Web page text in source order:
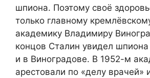
шпиона. Поэтому своё
только главному
академику Владимиру
концов Сталин увидел шпиона
и в Виноградове. В 1952-м
арестовали по «делу врачей»